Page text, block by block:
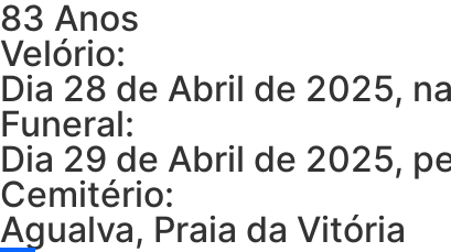
83 Anos
Velório:
Dia 28 de Abril de 2025,
Funeral:
Dia 29 de Abril de 2025,
Cemitério:
Agualva, Praia da Vitória